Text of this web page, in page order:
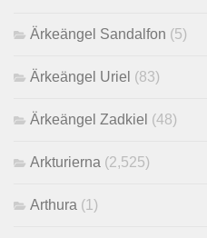
Ärkeängel Sandalfon (5)
Ärkeängel Uriel (83)
Ärkeängel Zadkiel (48)
Arkturierna (2,525)
Arthura (1)